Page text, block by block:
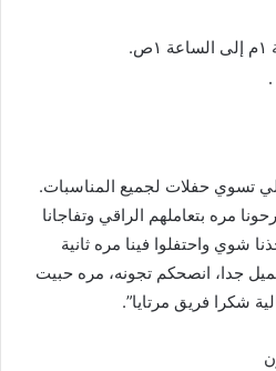
تسوي حفلات لجميع المناسبات.
مره بتعاملهم الراقي وتفاجانا
شوي واحتفلوا فينا مره ثانية
جدا، انصحكم تجونه، مره حبيت
شكرا فريق مرتايا”.